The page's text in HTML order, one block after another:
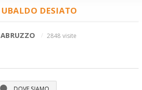
DESIATO
2848 visite